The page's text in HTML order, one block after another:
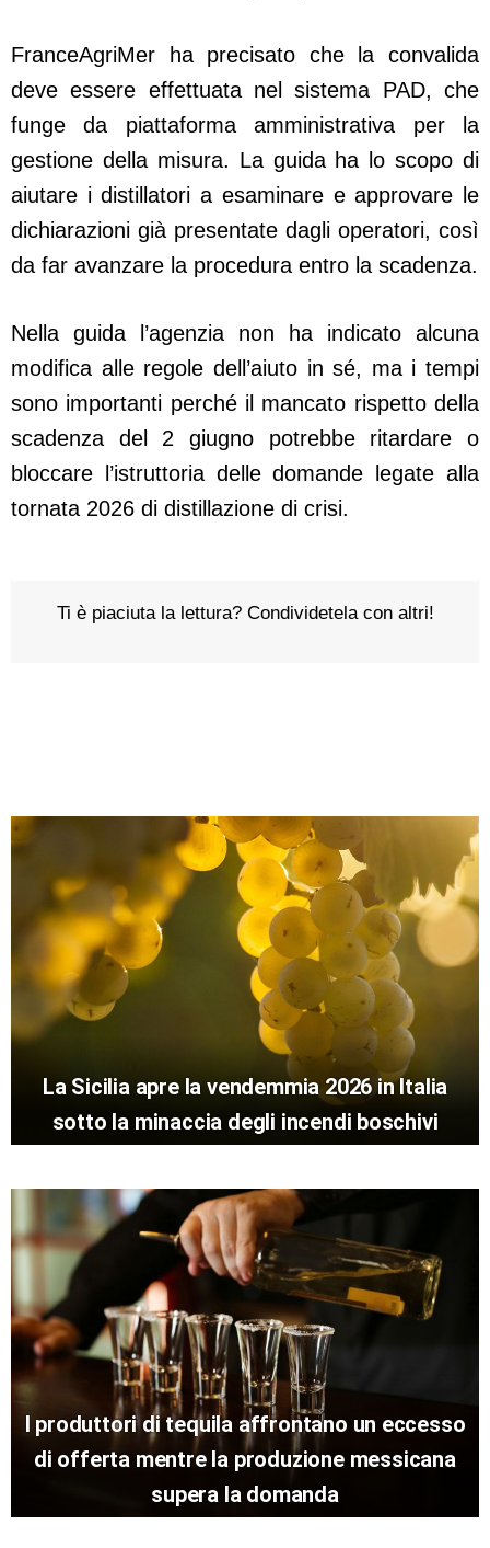
FranceAgriMer ha precisato che la convalida
deve essere effettuata nel sistema PAD, che
funge da piattaforma amministrativa per la
gestione della misura. La guida ha lo scopo di
aiutare i distillatori a esaminare e approvare le
dichiarazioni già presentate dagli operatori, così
da far avanzare la procedura entro la scadenza.
Nella guida l’agenzia non ha indicato alcuna
modifica alle regole dell’aiuto in sé, ma i tempi
sono importanti perché il mancato rispetto della
scadenza del 2 giugno potrebbe ritardare o
bloccare l’istruttoria delle domande legate alla
tornata 2026 di distillazione di crisi.
Ti è piaciuta la lettura? Condividetela con altri!
La Sicilia apre la vendemmia 2026 in Italia
sotto la minaccia degli incendi boschivi
I produttori di tequila affrontano un eccesso
di offerta mentre la produzione messicana
supera la domanda